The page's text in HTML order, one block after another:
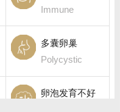
Immune
多囊卵巢
Polycystic
卵泡发育不好